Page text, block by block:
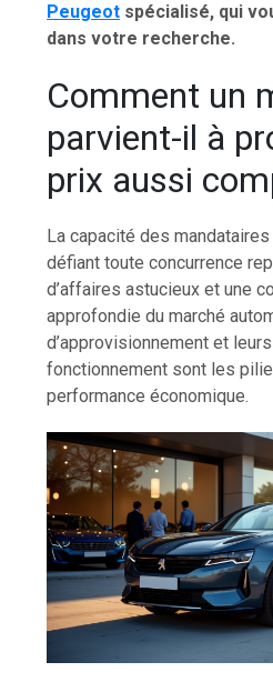
Peugeot spécialisé, qui
dans votre recherche.
Comment un
parvient-il à
prix aussi
La capacité des
défiant toute concurrence
d’affaires astucieux et une
approfondie du marché
d’approvisionnement et
fonctionnement sont les
performance économique.